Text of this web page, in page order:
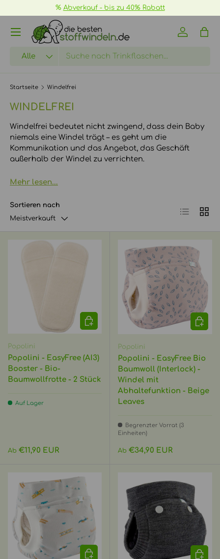
DIREKT ZUM INHALT
% Abverkauf - bis zu 40% Rabatt
Suchen
Alle
Einloggen
Startseite Windelfrei
WINDELFREI
Windelfrei bedeutet nicht zwingend, dass dein Baby
niemals eine Windel trägt – es geht um die
Kommunikation und das Angebot, das Geschäft
außerhalb der Windel zu verrichten.
Mehr lesen...
Sortieren nach
Meistverkauft
Popolini
Popolini - EasyFree (AI3)
Booster - Bio-
Baumwollfrotte - 2 Stück
Auf Lager
Normaler Preis
Ab €11,90 EUR
OPTIONEN AUSWÄHLEN
Popolini
Popolini - EasyFree Bio
Baumwoll (Interlock) -
Windel mit
Abhaltefunktion - Beige
Leaves
Begrenzter Vorrat (3
Einheiten)
Normaler Preis
Ab €34,90 EUR
OPTIONEN AUSWÄHLEN